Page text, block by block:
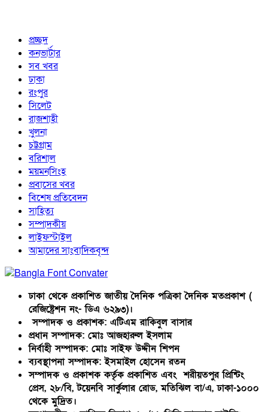
প্রচ্ছদ
কনভার্টার
সব খবর
ঢাকা
রংপুর
সিলেট
রাজশাহী
খুলনা
চট্টগ্রাম
বরিশাল
ময়মনসিংহ
প্রবাসের খবর
বিশেষ প্রতিবেদন
সাহিত্য
সম্পাদকীয়
লাইফস্টাইল
আমাদের সাংবাদিকবৃন্দ
ঢাকা থেকে প্রকাশিত জাতীয় দৈনিক পত্রিকা দৈনিক মতপ্রকাশ (
রেজিষ্ট্রেশন নং- ডিএ ৬২৯৩)।
সম্পাদক ও প্রকাশক: এটিএম রাকিবুল বাসার
প্রধান সম্পাদক: মোঃ আজহারুল ইসলাম
নির্বাহী সম্পাদক: মোঃ সাইফ উদ্দীন শিপন
ব্যবস্থাপনা সম্পাদক: ইসমাইল হোসেন রতন
সম্পাদক ও প্রকাশক কর্তৃক প্রকাশিত এবং শরীয়তপুর প্রিন্টিং
প্রেস, ২৮/বি, টয়েনবি সার্কুলার রোড, মতিঝিল বা/এ, ঢাকা-১০০০
থেকে মুদ্রিত।